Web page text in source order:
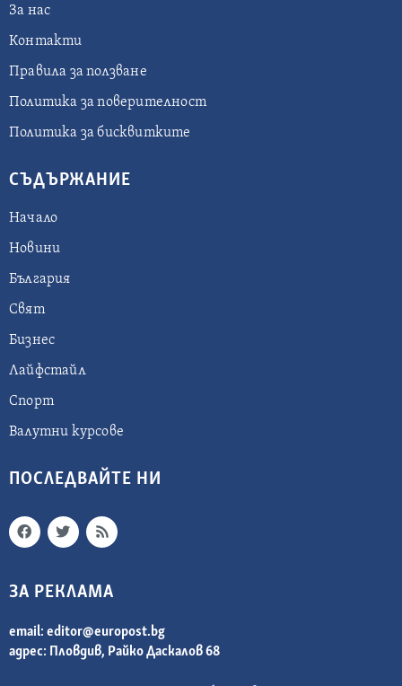
За нас
Контакти
Правила за ползване
Политика за поверителност
Политика за бисквитките
СЪДЪРЖАНИЕ
Начало
Новини
България
Свят
Бизнес
Лайфстайл
Спорт
Валутни курсове
ПОСЛЕДВАЙТЕ НИ
ЗА РЕКЛАМА
email: editor@europost.bg
адрес: Пловдив, Райко Даскалов 68